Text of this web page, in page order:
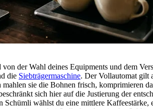
der Wahl deines Equipments und dem
die Siebträgermaschine. Der Vollautomat gilt
sie die Bohnen frisch, komprimieren
sich hier auf die Justierung der
Schümli wählst du eine mittlere